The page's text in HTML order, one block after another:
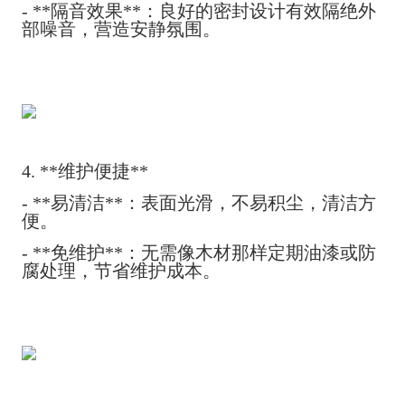
- **隔音效果**：良好的密封设计有效隔绝外
部噪音，营造安静氛围。
4. **维护便捷**
- **易清洁**：表面光滑，不易积尘，清洁方
便。
- **免维护**：无需像木材那样定期油漆或防
腐处理，节省维护成本。